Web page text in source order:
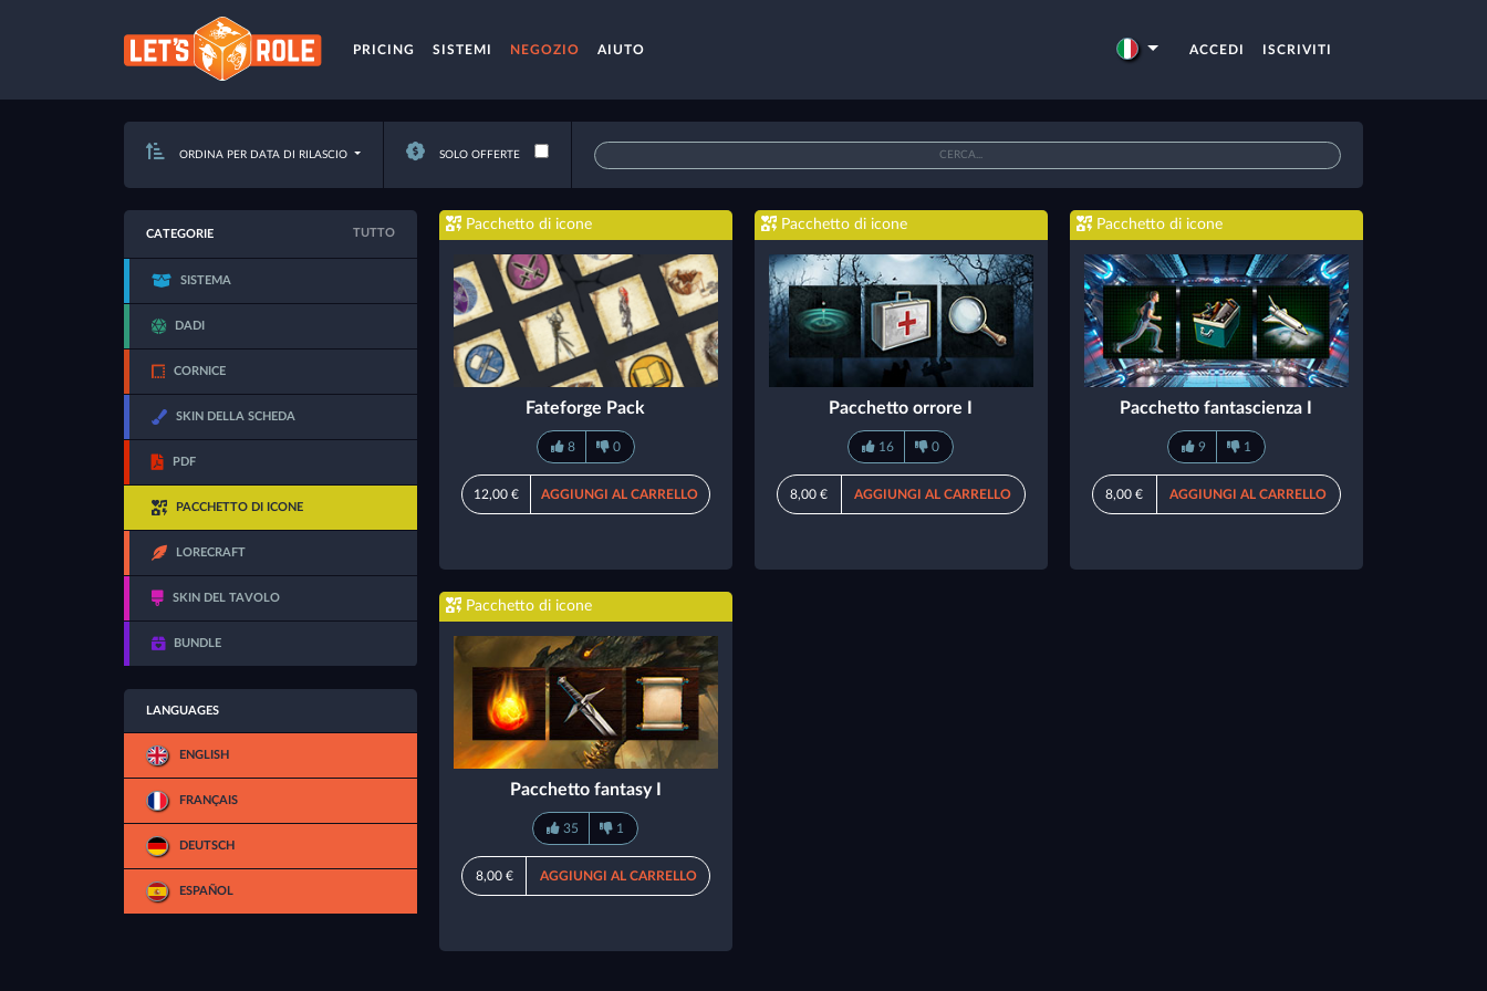
PRICING SISTEMI NEGOZIO AIUTO ACCEDI ISCRIVITI
ORDINA PER DATA DI RILASCIO SOLO OFFERTE
CATEGORIE TUTTO
SISTEMA
DADI
CORNICE
SKIN DELLA SCHEDA
PDF
PACCHETTO DI ICONE
LORECRAFT
SKIN DEL TAVOLO
BUNDLE
LANGUAGES
ENGLISH
FRANÇAIS
DEUTSCH
ESPAÑOL
Pacchetto di icone
Fateforge Pack
8 0
12,00 € AGGIUNGI AL CARRELLO
Pacchetto di icone
Pacchetto orrore I
16 0
8,00 € AGGIUNGI AL CARRELLO
Pacchetto di icone
Pacchetto fantascienza I
9 1
8,00 € AGGIUNGI AL CARRELLO
Pacchetto di icone
Pacchetto fantasy I
35 1
8,00 € AGGIUNGI AL CARRELLO